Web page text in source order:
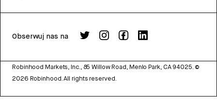
Obserwuj nas na
Robinhood Markets, Inc., 85 Willow Road, Menlo Park, CA 94025. ©
2026 Robinhood. All rights reserved.